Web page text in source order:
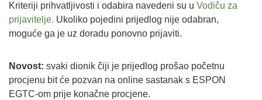
Kriteriji prihvatljivosti i odabira navedeni su u Vodiču za
prijavitelje. Ukoliko pojedini prijedlog nije odabran,
moguće ga je uz doradu ponovno prijaviti.
Novost: svaki dionik čiji je prijedlog prošao početnu
procjenu bit će pozvan na online sastanak s ESPON
EGTC-om prije konačne procjene.